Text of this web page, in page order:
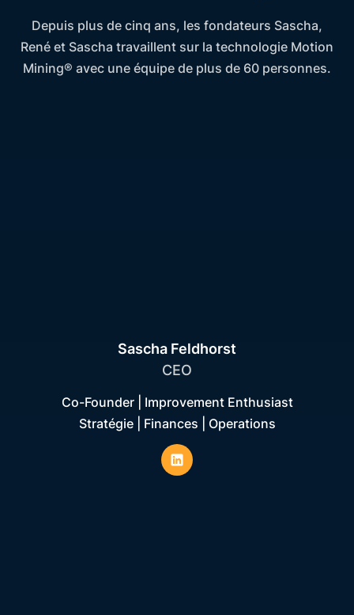
Depuis plus de cinq ans, les fondateurs Sascha,
René et Sascha travaillent sur la technologie Motion
Mining® avec une équipe de plus de 60 personnes.
Sascha Feldhorst
CEO
Co-Founder | Improvement Enthusiast
Stratégie | Finances | Operations